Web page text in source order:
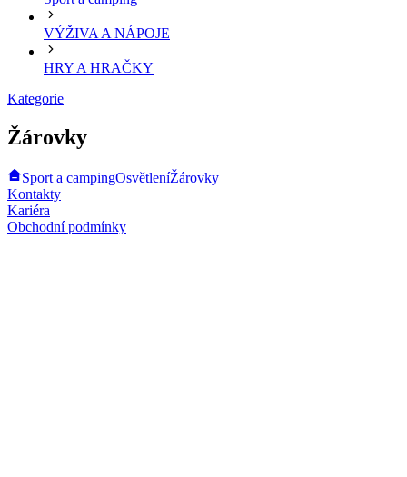
VÝŽIVA A NÁPOJE
HRY A HRAČKY
Kategorie
Žárovky
Sport a campingOsvětleníŽárovky
Kontakty
Kariéra
Obchodní podmínky